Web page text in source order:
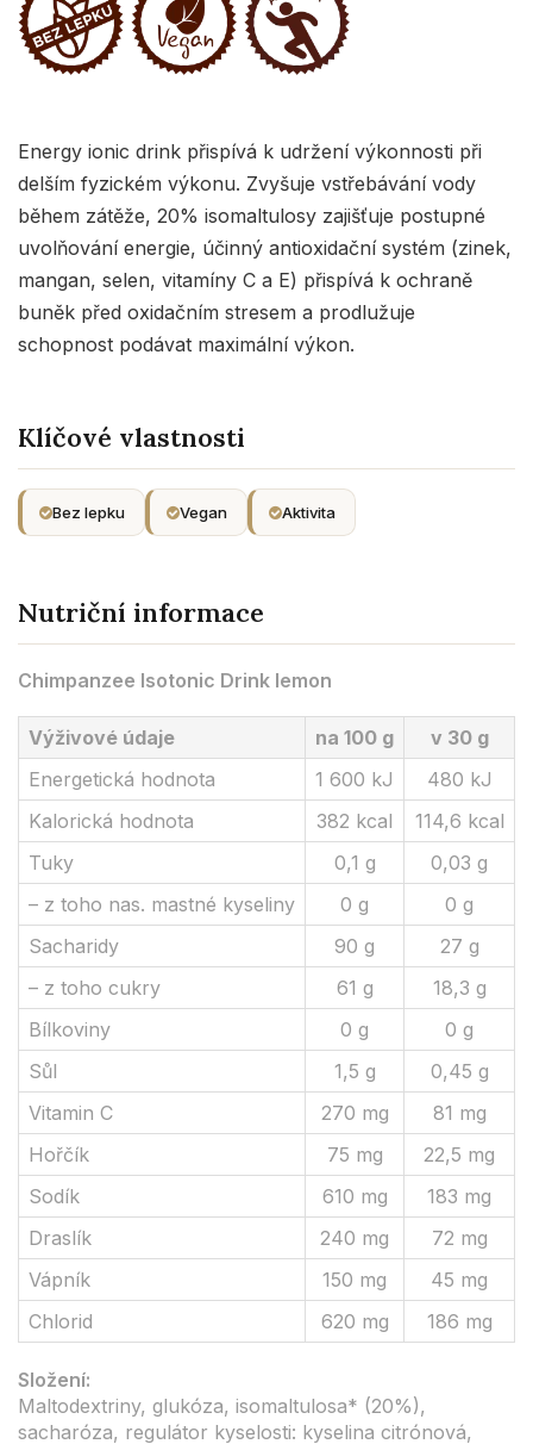
Energy ionic drink přispívá k udržení výkonnosti při
delším fyzickém výkonu. Zvyšuje vstřebávání vody
během zátěže, 20% isomaltulosy zajišťuje postupné
uvolňování energie, účinný antioxidační systém (zinek,
mangan, selen, vitamíny C a E) přispívá k ochraně
buněk před oxidačním stresem a prodlužuje
schopnost podávat maximální výkon.
Klíčové vlastnosti
Bez lepku Vegan Aktivita
Nutriční informace
Chimpanzee Isotonic Drink lemon
Výživové údaje na 100 g
v 30 g
Energetická hodnota
1 600 kJ
480 kJ
Kalorická hodnota
382 kcal
114,6 kcal
Tuky
0,1 g
0,03 g
– z toho nas. mastné kyseliny
0 g
0 g
Sacharidy
90 g
27 g
– z toho cukry
61 g
18,3 g
Bílkoviny
0 g
0 g
Sůl
1,5 g
0,45 g
Vitamin C
270 mg
81 mg
Hořčík
75 mg
22,5 mg
Sodík
610 mg
183 mg
Draslík
240 mg
72 mg
Vápník
150 mg
45 mg
Chlorid
620 mg 186 mg
Složení:
Maltodextriny, glukóza, isomaltulosa* (20%),
sacharóza, regulátor kyselosti: kyselina citrónová,